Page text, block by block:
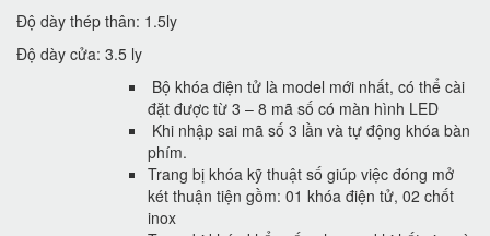
Độ dày thép thân: 1.5ly
Độ dày cửa: 3.5 ly
Bộ khóa điện tử là model mới nhất, có thể cài
đặt được từ 3 – 8 mã số có màn hình LED
Khi nhập sai mã số 3 lần và tự động khóa bàn
phím.
Trang bị khóa kỹ thuật số giúp việc đóng mở
két thuận tiện gồm: 01 khóa điện tử, 02 chốt
inox